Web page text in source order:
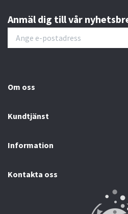
Anmäl dig till vår
Om oss
Kundtjänst
Information
Kontakta oss